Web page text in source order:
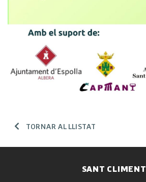
TORNAR AL LLISTAT
SANT CLIMENT